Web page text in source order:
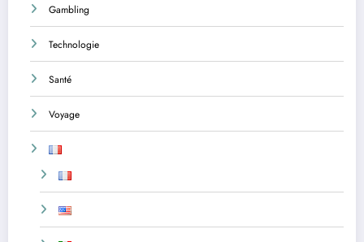
Gambling
Technologie
Santé
Voyage